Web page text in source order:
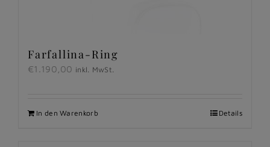
Farfallina-Ring
€1.190,00 inkl. MwSt.
In den Warenkorb Details